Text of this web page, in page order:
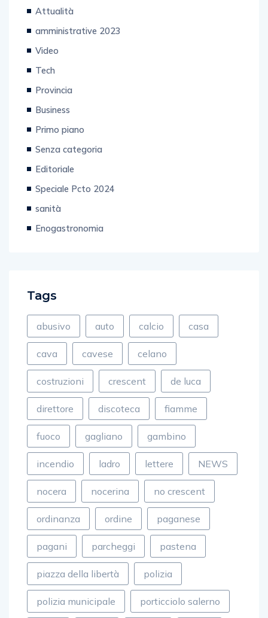
Attualità
amministrative 2023
Video
Tech
Provincia
Business
Primo piano
Senza categoria
Editoriale
Speciale Pcto 2024
sanità
Enogastronomia
Tags
abusivo auto calcio casa
cava cavese celano
costruzioni crescent de luca
direttore discoteca fiamme
fuoco gagliano gambino
incendio ladro lettere NEWS
nocera nocerina no crescent
ordinanza ordine paganese
pagani parcheggi pastena
piazza della libertà polizia
polizia municipale porticciolo salerno